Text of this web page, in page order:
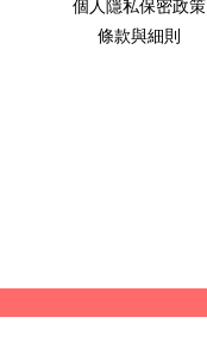
條款與細則